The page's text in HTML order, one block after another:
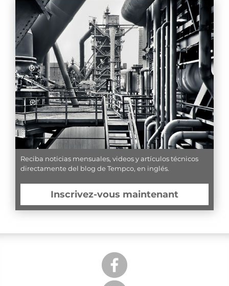
Reciba noticias mensuales, videos y artículos técnicos
directamente del blog de Tempco, en inglés.
Inscrivez-vous maintenant